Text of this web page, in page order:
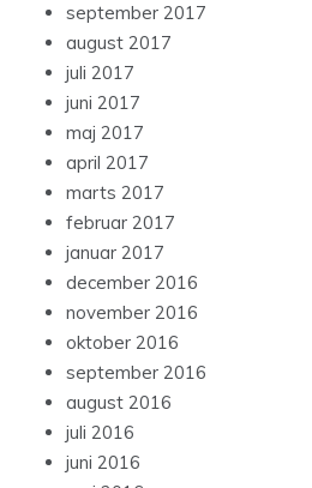
september 2017
august 2017
juli 2017
juni 2017
maj 2017
april 2017
marts 2017
februar 2017
januar 2017
december 2016
november 2016
oktober 2016
september 2016
august 2016
juli 2016
juni 2016